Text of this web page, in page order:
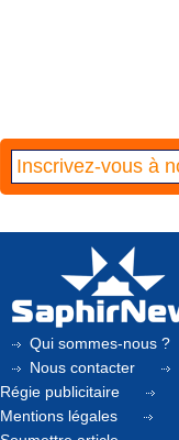
Qui sommes-nous ?
Nous contacter
Régie publicitaire
Mentions légales